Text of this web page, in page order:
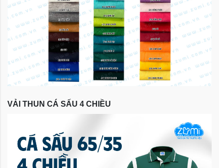
VẢI THUN CÁ SẤU 4 CHIỀU